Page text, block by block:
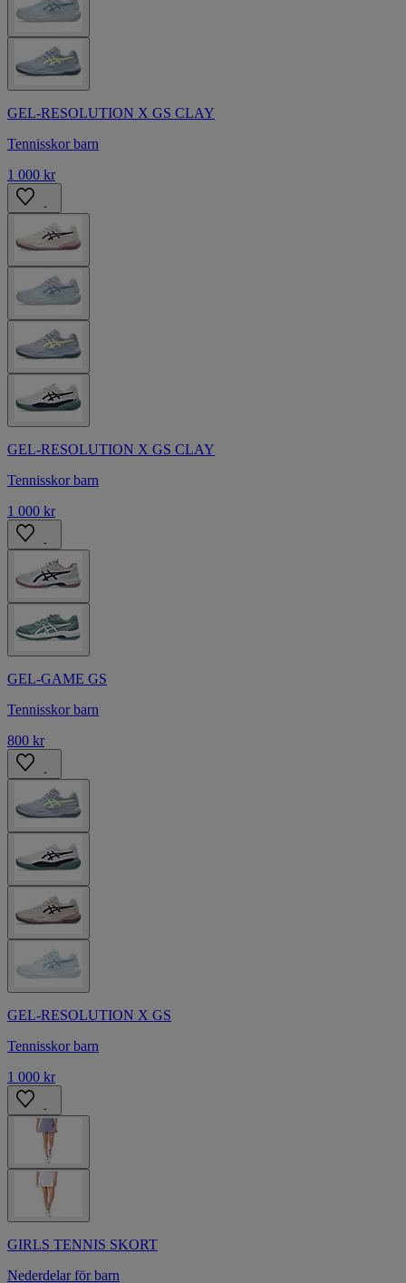
GEL-RESOLUTION X GS CLAY
Tennisskor barn
1 000 kr
GEL-RESOLUTION X GS CLAY
Tennisskor barn
1 000 kr
GEL-GAME GS
Tennisskor barn
800 kr
GEL-RESOLUTION X GS
Tennisskor barn
1 000 kr
GIRLS TENNIS SKORT
Nederdelar för barn